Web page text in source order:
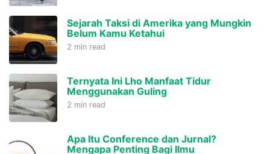
Sejarah Taksi di Amerika yang Mungkin
Belum Kamu Ketahui
2 min read
Ternyata Ini Lho Manfaat Tidur
Menggunakan Guling
2 min read
Apa Itu Conference dan Jurnal?
Mengapa Penting Bagi Ilmu